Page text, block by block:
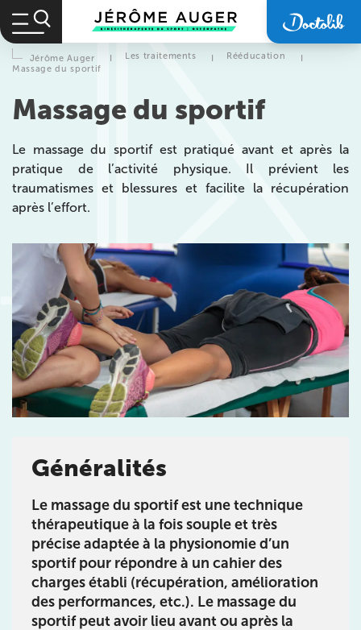
Jérôme Auger I Les traitements I Rééducation
I
Massage du sportif
Massage du sportif
Le massage du sportif est pratiqué avant et après la
pratique de l’activité physique. Il prévient les
traumatismes et blessures et facilite la récupération
après l’effort.
Généralités
Le massage du sportif est une technique
thérapeutique à la fois souple et très
précise adaptée à la physionomie d’un
sportif pour répondre à un cahier des
charges établi (récupération, amélioration
des performances, etc.). Le massage du
sportif peut avoir lieu avant ou après la
Prendre rendez-vous
avec les équipes
de Jérôme Auger
Bénéficiez de l’expertise de Jérôme Auger
prenant rendez-vous avecses équipesdans votre
cabinetIK – Institut Kinésithérapiele plus proche
de chez vous ou chezKOSS , votre allié sport du
quotidien.